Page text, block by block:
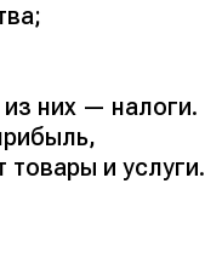
них — налоги.
и услуги.